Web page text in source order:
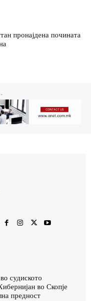
пронајдена почината
судиското
во Скопје
предност